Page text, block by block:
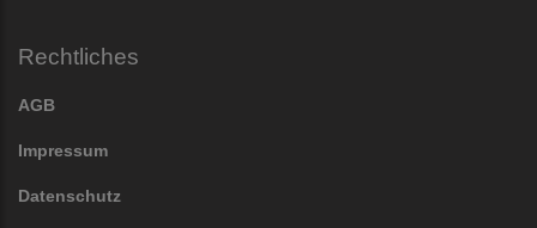
Rechtliches
AGB
Impressum
Datenschutz